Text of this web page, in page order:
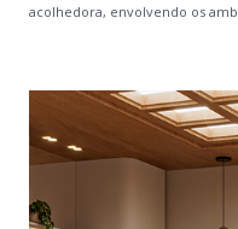
acolhedora, envolvendo os